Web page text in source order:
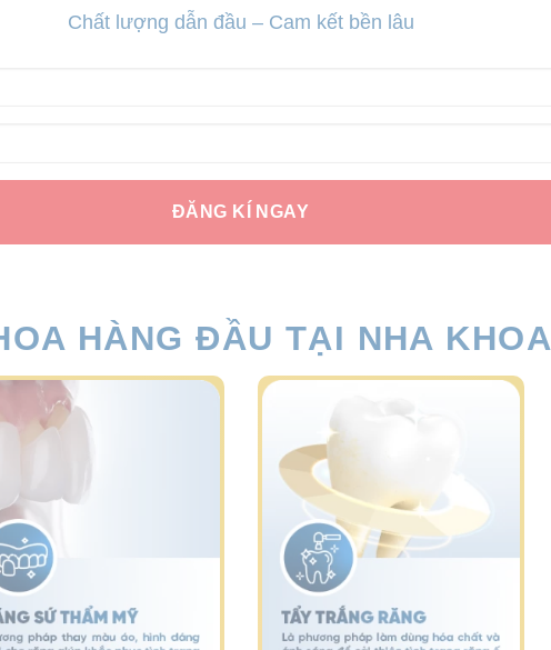
Chất lượng dẫn đầu – Cam kết bền lâu
HÀNG ĐẦU TẠI NHA